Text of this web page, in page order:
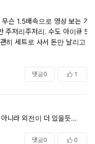
슨 1.5배속으로 영상 보는 기
주저리주저리. 수도 아이큐 5
히 세트로 사서 돈만 날리고
댓글0 1
니라 외전이 더 있을듯...
댓글0 0